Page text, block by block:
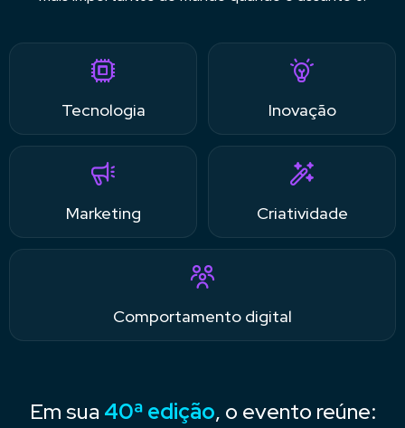
Tecnologia Inovação
Marketing Criatividade
Comportamento digital
Em sua 40ª edição, o evento reúne: